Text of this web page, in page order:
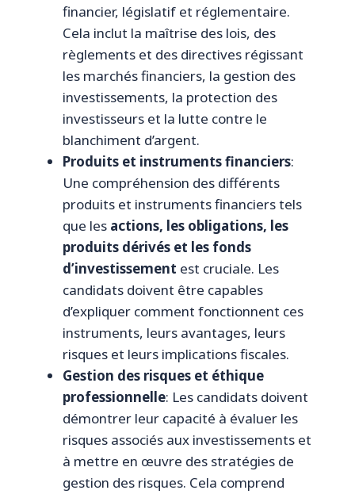
financier, législatif et réglementaire.
Cela inclut la maîtrise des lois, des
règlements et des directives régissant
les marchés financiers, la gestion des
investissements, la protection des
investisseurs et la lutte contre le
blanchiment d’argent.
Produits et instruments financiers:
Une compréhension des différents
produits et instruments financiers tels
que les actions, les obligations, les
produits dérivés et les fonds
d’investissement est cruciale. Les
candidats doivent être capables
d’expliquer comment fonctionnent ces
instruments, leurs avantages, leurs
risques et leurs implications fiscales.
Gestion des risques et éthique
professionnelle: Les candidats doivent
démontrer leur capacité à évaluer les
risques associés aux investissements et
à mettre en œuvre des stratégies de
gestion des risques. Cela comprend